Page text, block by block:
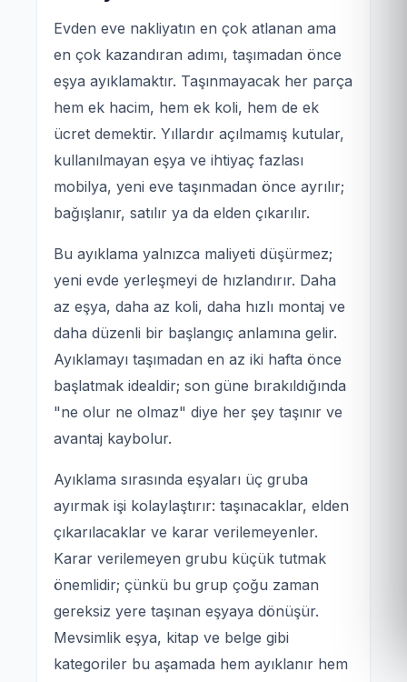
Evden eve nakliyatın en çok atlanan ama
en çok kazandıran adımı, taşımadan önce
eşya ayıklamaktır. Taşınmayacak her parça
hem ek hacim, hem ek koli, hem de ek
ücret demektir. Yıllardır açılmamış kutular,
kullanılmayan eşya ve ihtiyaç fazlası
mobilya, yeni eve taşınmadan önce ayrılır;
bağışlanır, satılır ya da elden çıkarılır.
Bu ayıklama yalnızca maliyeti düşürmez;
yeni evde yerleşmeyi de hızlandırır. Daha
az eşya, daha az koli, daha hızlı montaj ve
daha düzenli bir başlangıç anlamına gelir.
Ayıklamayı taşımadan en az iki hafta önce
başlatmak idealdir; son güne bırakıldığında
"ne olur ne olmaz" diye her şey taşınır ve
avantaj kaybolur.
Ayıklama sırasında eşyaları üç gruba
ayırmak işi kolaylaştırır: taşınacaklar, elden
çıkarılacaklar ve karar verilemeyenler.
Karar verilemeyen grubu küçük tutmak
önemlidir; çünkü bu grup çoğu zaman
gereksiz yere taşınan eşyaya dönüşür.
Mevsimlik eşya, kitap ve belge gibi
kategoriler bu aşamada hem ayıklanır hem